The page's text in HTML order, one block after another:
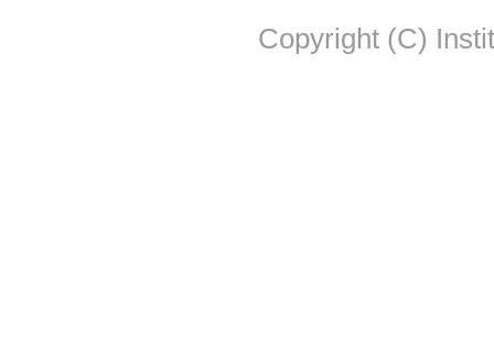
Copyright (C)